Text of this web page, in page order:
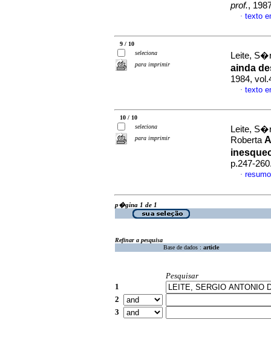
prof.,
· texto
9 / 10
seleciona
para imprimir
Leite,
ainda
1984,
· texto
10 / 10
seleciona
para imprimir
Leite,
Roberta
p.247-
·
p�gina 1 de 1
Refinar a pesquisa
Base de dados : article
Pesquisar
1
2
3